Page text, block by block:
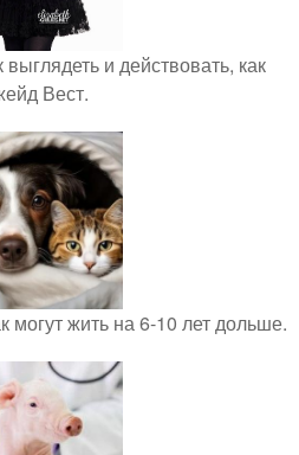
и действовать, как
Вест.
могут жить на 6-10 лет дольше.